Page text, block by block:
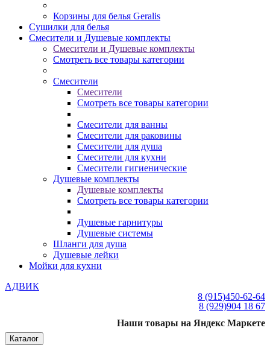
Корзины для белья Geralis
Сушилки для белья
Смесители и Душевые комплекты
Смесители и Душевые комплекты
Смотреть все товары категории
Смесители
Смесители
Смотреть все товары категории
Смесители для ванны
Смесители для раковины
Смесители для душа
Смесители для кухни
Смесители гигиенические
Душевые комплекты
Душевые комплекты
Смотреть все товары категории
Душевые гарнитуры
Душевые системы
Шланги для душа
Душевые лейки
Мойки для кухни
АДВИК
8 (915)450-62-64
8 (929)904 18 67
Наши товары на Яндекс Маркете
Каталог